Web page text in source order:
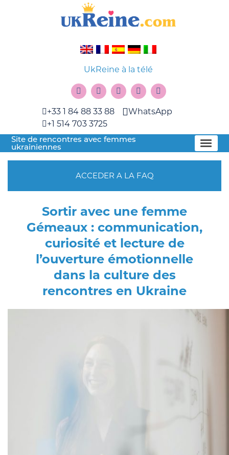
UkReine à la télé
+33 1 84 88 33 88
+1 514 703 3725
WhatsApp
Site de rencontres avec femmes
ukrainiennes
ACCEDER A LA FAQ
Sortir avec une femme
Gémeaux : communication,
curiosité et lecture de
l’ouverture émotionnelle
dans la culture des
rencontres en Ukraine